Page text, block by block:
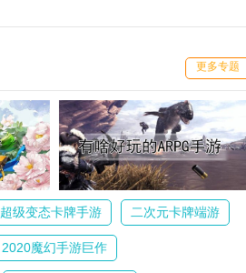
更多专题
超级变态卡牌手游 二次元卡牌端游
2020魔幻手游巨作